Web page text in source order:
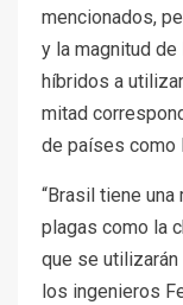
mencionados,
y la magnitud de
híbridos a
mitad
de países como
“Brasil tiene
plagas como la
que se
los ingenieros